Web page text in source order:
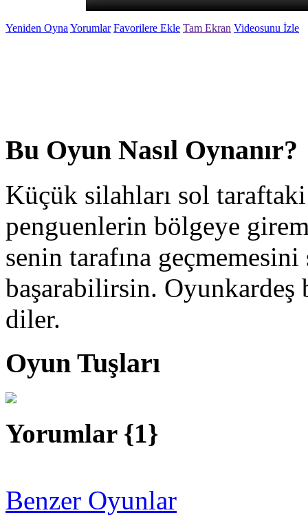
Yeniden Oyna Yorumlar Favorilere Ekle Tam Ekran Videosunu İzle
Bu Oyun Nasıl Oynanır?
Küçük silahları sol
penguenlerin bölgeye
senin tarafına
başarabilirsin. Oyunkardeş
diler.
Oyun Tuşları
Yorumlar {1}
Benzer Oyunlar